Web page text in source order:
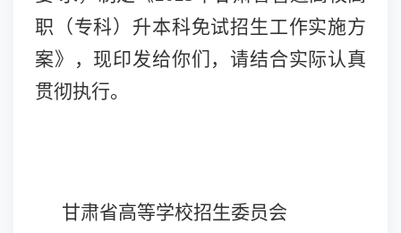
职（专科）升本科免试招生工作实施方
案》，现印发给你们，请结合实际认真
贯彻执行。
甘肃省高等学校招生委员会